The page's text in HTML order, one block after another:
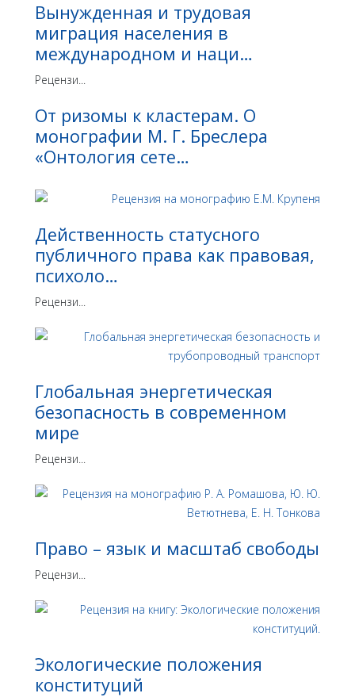
Вынужденная и трудовая
миграция населения в
международном и наци…
Рецензи...
От ризомы к кластерам. О
монографии М. Г. Бреслера
«Онтология сете…
Действенность статусного
публичного права как правовая,
психоло…
Рецензи...
Глобальная энергетическая
безопасность в современном
мире
Рецензи...
Право – язык и масштаб свободы
Рецензи...
Экологические положения
конституций